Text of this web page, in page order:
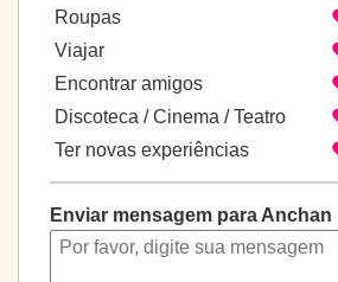
Roupas
Viajar
Encontrar amigos
Discoteca / Cinema / Teatro
Ter novas experiências
Enviar mensagem para Anchan